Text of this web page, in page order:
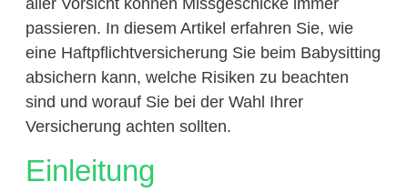
aller Vorsicht können Missgeschicke immer
passieren. In diesem Artikel erfahren Sie, wie
eine Haftpflichtversicherung Sie beim Babysitting
absichern kann, welche Risiken zu beachten
sind und worauf Sie bei der Wahl Ihrer
Versicherung achten sollten.
Einleitung